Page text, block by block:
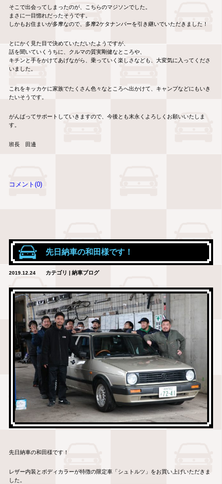
そこで出会ってしまったのが、こちらのマジソンでした。
まさに一目惚れだったそうです。
しかもお住まいが多摩なので、多摩2ケタナンバーを引き継いでいただきました！
とにかく見た目で決めていただいたようですが、
話を聞いていくうちに、クルマの質実剛健なところや、
キチンと手をかけてあげながら、乗っていく楽しさなども、大変気に入ってくださ
いました。
これをキッカケに家族でたくさん色々なところへ出かけて、キャンプなどにもいき
たいそうです。
がんばってサポートしていきますので、今後とも末永くよろしくお願いいたしま
す。
班長 田邊
コメント(0)
先日納車の和田様です！
2019.12.24 カテゴリ | 納車ブログ
先日納車の和田様です！
レザー内装とボディカラーが特徴の限定車「シュトルツ」をお買い上げいただきま
した。